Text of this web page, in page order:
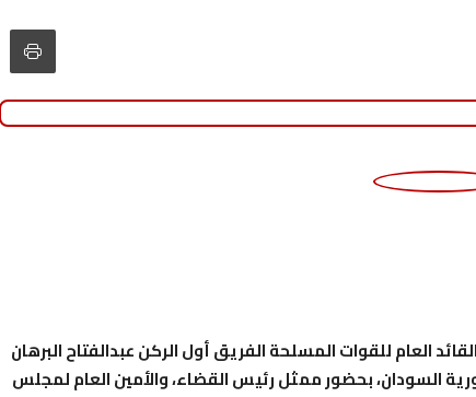
العام للقوات المسلحة الفريق أول الركن عبدالفتاح البرهان
السودان، بحضور ممثل رئيس القضاء، والأمين العام لمجلس